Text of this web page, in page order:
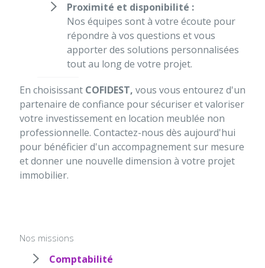
Proximité et disponibilité :
Nos équipes sont à votre écoute pour
répondre à vos questions et vous
apporter des solutions personnalisées
tout au long de votre projet.
En choisissant COFIDEST, vous vous entourez d'un
partenaire de confiance pour sécuriser et valoriser
votre investissement en location meublée non
professionnelle. Contactez-nous dès aujourd'hui
pour bénéficier d'un accompagnement sur mesure
et donner une nouvelle dimension à votre projet
immobilier.
Nos missions
Comptabilité